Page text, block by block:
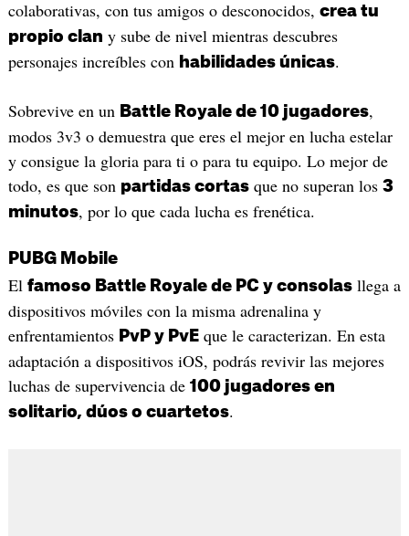
colaborativas, con tus amigos o desconocidos, crea tu
propio clan y sube de nivel mientras descubres
personajes increíbles con habilidades únicas.
Sobrevive en un Battle Royale de 10 jugadores,
modos 3v3 o demuestra que eres el mejor en lucha estelar
y consigue la gloria para ti o para tu equipo. Lo mejor de
todo, es que son partidas cortasque no superan los 3
minutos, por lo que cada lucha es frenética.
PUBG Mobile
El famoso Battle Royale de PC y consolasllega a
dispositivos móviles con la misma adrenalina y
enfrentamientos PvP y PvEque le caracterizan. En esta
adaptación a dispositivos iOS, podrás revivir las mejores
luchas de supervivencia de 100 jugadores en
solitario, dúos o cuartetos.